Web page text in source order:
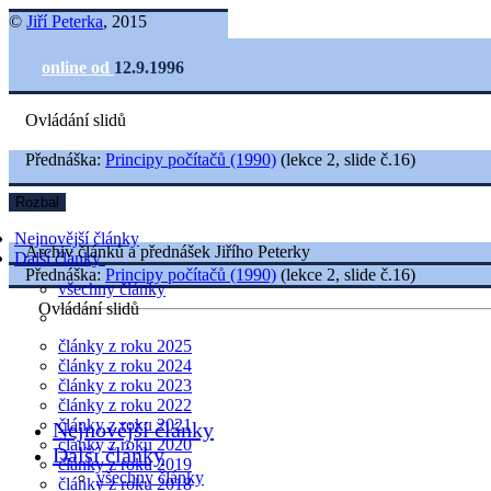
© Jiří Peterka, 2015
online od 12.9.1996
Ovládání slidů
Nejnovější články
Další články
všechny články
články z roku 2025
články z roku 2024
články z roku 2023
články z roku 2022
články z roku 2021
články z roku 2020
články z roku 2019
články z roku 2018
Přednáška: Principy počítačů (1990) (lekce 2, slide č.16)
Rozbal
Archiv článků a přednášek Jiřího Peterky
Přednáška: Principy počítačů (1990) (lekce 2, slide č.16)
Ovládání slidů
Nejnovější články
Další články
všechny články